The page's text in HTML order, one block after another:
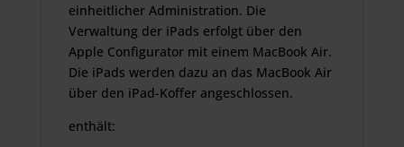
einheitlicher Administration. Die
Verwaltung der iPads erfolgt über den
Apple Configurator mit einem MacBook Air.
Die iPads werden dazu an das MacBook Air
über den iPad-Koffer angeschlossen.
enthält: